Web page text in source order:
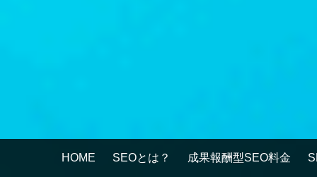
HOME SEOとは？ 成果報酬型SEO料金